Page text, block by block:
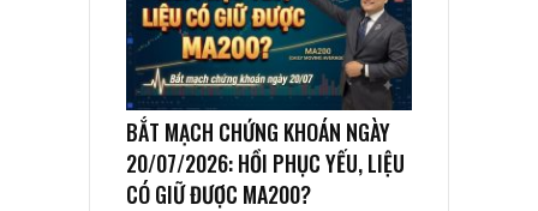
BẮT MẠCH CHỨNG KHOÁN NGÀY
20/07/2026: HỒI PHỤC YẾU, LIỆU
CÓ GIỮ ĐƯỢC MA200?